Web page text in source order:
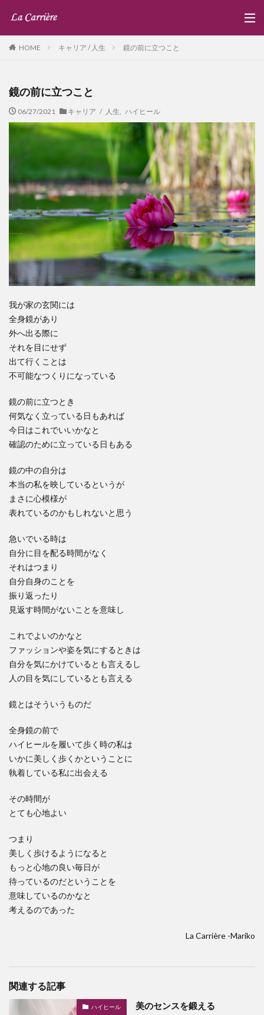
HOME キャリア / 人生 鏡の前に立つこと
鏡の前に立つこと
06/27/2021 キャリア / 人生 ハイヒール
我が家の玄関には
全身鏡があり
外へ出る際に
それを目にせず
出て行くことは
不可能なつくりになっている
鏡の前に立つとき
何気なく立っている日もあれば
今日はこれでいいかなと
確認のために立っている日もある
鏡の中の自分は
本当の私を映しているというが
まさに心模様が
表れているのかもしれないと思う
急いでいる時は
自分に目を配る時間がなく
それはつまり
自分自身のことを
振り返ったり
見返す時間がないことを意味し
これでよいのかなと
ファッションや姿を気にするときは
自分を気にかけているとも言えるし
人の目を気にしているとも言える
鏡とはそういうものだ
全身鏡の前で
ハイヒールを履いて歩く時の私は
いかに美しく歩くかということに
執着している私に出会える
その時間が
とても心地よい
つまり
美しく歩けるようになると
もっと心地の良い毎日が
待っているのだということを
意味しているのかなと
考えるのであった
La Carrière -Mariko
関連する記事
ハイヒール 美のセンスを鍛える